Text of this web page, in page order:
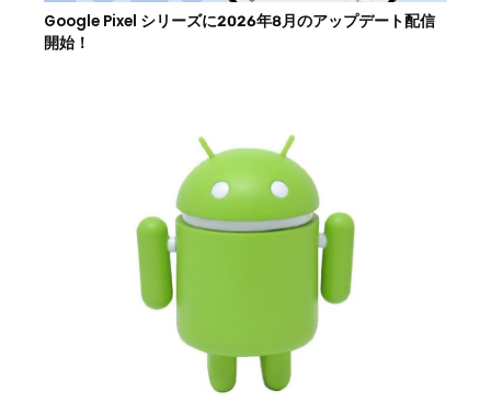
Google Pixel シリーズに2026年8月のアップデート配信
開始！